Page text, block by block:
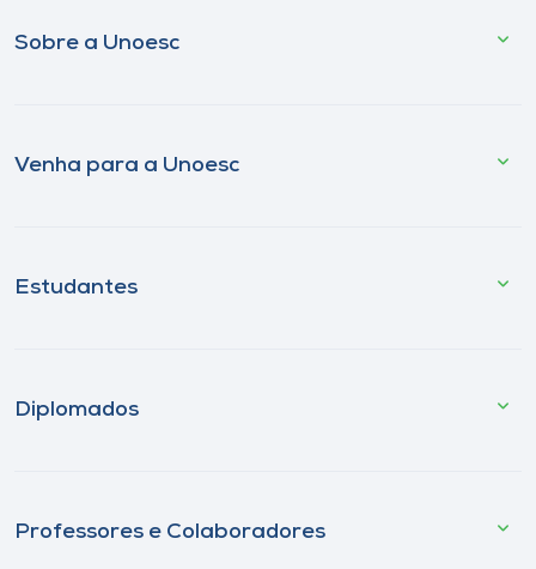
Sobre a Unoesc
Venha para a Unoesc
Estudantes
Diplomados
Professores e Colaboradores